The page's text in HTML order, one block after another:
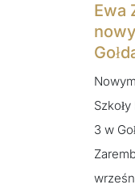
Ewa
3 w